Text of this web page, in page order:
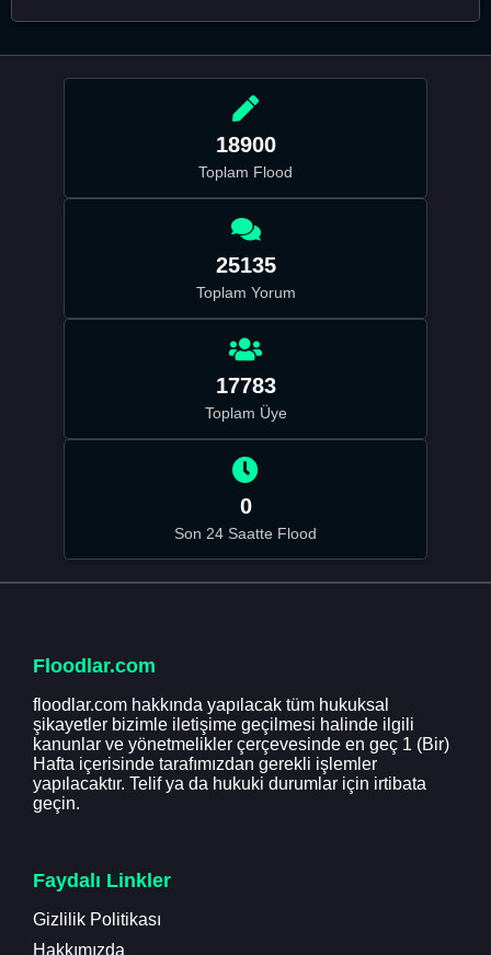
18900
Toplam Flood
25135
Toplam Yorum
17783
Toplam Üye
0
Son 24 Saatte Flood
Floodlar.com
floodlar.com hakkında yapılacak tüm hukuksal
şikayetler bizimle iletişime geçilmesi halinde ilgili
kanunlar ve yönetmelikler çerçevesinde en geç 1 (Bir)
Hafta içerisinde tarafımızdan gerekli işlemler
yapılacaktır. Telif ya da hukuki durumlar için irtibata
geçin.
Faydalı Linkler
Gizlilik Politikası
Hakkımızda